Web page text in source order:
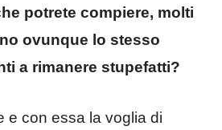
potrete compiere, molti
ovunque lo stesso
a rimanere stupefatti?
e con essa la voglia di